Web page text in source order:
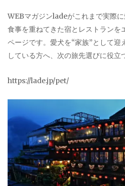
WEBマガジンladeがこれまで実際に
食事を重ねてきた宿とレストランを
ページです。愛犬を“家族”として迎
している方へ、次の旅先選びに役立
https://lade.jp/pet/